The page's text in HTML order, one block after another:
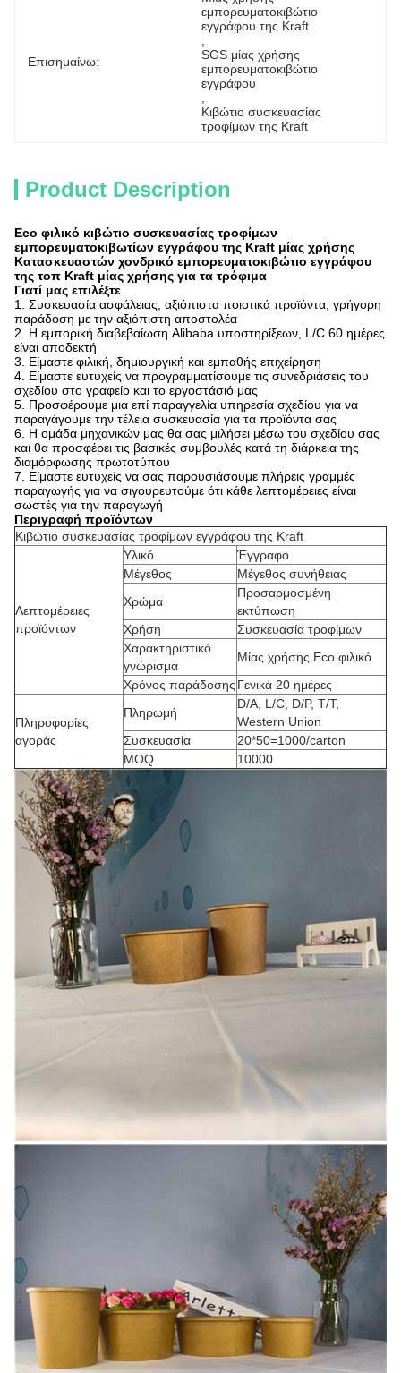
Επισημαίνω:
εμπορευματοκιβώτιο
εγγράφου της Kraft
SGS μίας χρήσης
εμπορευματοκιβώτιο
εγγράφου
Κιβώτιο συσκευασίας
τροφίμων της Kraft
Product Description
Eco φιλικό κιβώτιο συσκευασίας τροφίμων
εμπορευματοκιβωτίων εγγράφου της Kraft μίας χρήσης
Κατασκευαστών χονδρικό εμπορευματοκιβώτιο εγγράφου
της τοπ Kraft μίας χρήσης για τα τρόφιμα
Γιατί μας επιλέξτε
1. Συσκευασία ασφάλειας, αξιόπιστα ποιοτικά προϊόντα, γρήγορη
παράδοση με την αξιόπιστη αποστολέα
2. Η εμπορική διαβεβαίωση Alibaba υποστηρίξεων, L/C 60 ημέρες
είναι αποδεκτή
3. Είμαστε φιλική, δημιουργική και εμπαθής επιχείρηση
4. Είμαστε ευτυχείς να προγραμματίσουμε τις συνεδριάσεις του
σχεδίου στο γραφείο και το εργοστάσιό μας
5. Προσφέρουμε μια επί παραγγελία υπηρεσία σχεδίου για να
παραγάγουμε την τέλεια συσκευασία για τα προϊόντα σας
6. Η ομάδα μηχανικών μας θα σας μιλήσει μέσω του σχεδίου σας
και θα προσφέρει τις βασικές συμβουλές κατά τη διάρκεια της
διαμόρφωσης πρωτοτύπου
7. Είμαστε ευτυχείς να σας παρουσιάσουμε πλήρεις γραμμές
παραγωγής για να σιγουρευτούμε ότι κάθε λεπτομέρειες είναι
σωστές για την παραγωγή
Περιγραφή προϊόντων
Κιβώτιο συσκευασίας τροφίμων εγγράφου της Kraft
Λεπτομέρειες
προϊόντων
Υλικό
Έγγραφο
Μέγεθος
Μέγεθος συνήθειας
Χρώμα
Προσαρμοσμένη
εκτύπωση
Χρήση
Συσκευασία τροφίμων
Χαρακτηριστικό
γνώρισμα
Μίας χρήσης Eco φιλικό
Χρόνος παράδοσης Γενικά 20 ημέρες
Πληροφορίες
αγοράς
Πληρωμή
D/A, L/C, D/P, T/T,
Western Union
Συσκευασία
20*50=1000/carton
MOQ
10000